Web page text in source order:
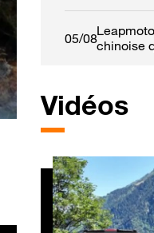
05/08chinoise
Vidéos